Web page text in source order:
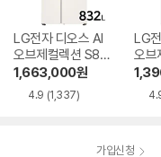
LG전자 디오스 AI
오브제컬렉션 S83
4MEE111
1,663,000원
4.9 (1,337)
LG
오브
가입신청